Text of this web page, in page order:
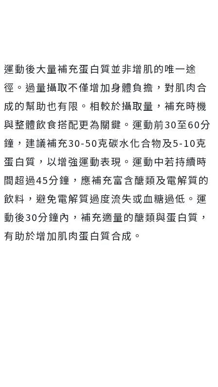
運動後大量補充蛋白質並非增肌的唯一途
徑。過量攝取不僅增加身體負擔，對肌肉合
成的幫助也有限。相較於攝取量，補充時機
與整體飲食搭配更為關鍵。運動前30至60分
鐘，建議補充30-50克碳水化合物及5-10克
蛋白質，以增強運動表現。運動中若持續時
間超過45分鐘，應補充富含醣類及電解質的
飲料，避免電解質過度流失或血糖過低。運
動後30分鐘內，補充適量的醣類與蛋白質，
有助於增加肌肉蛋白質合成。